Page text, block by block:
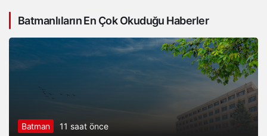
hizmete açıldı
Batmanlıların En Çok Okuduğu Haberler
Batman 11 saat önce